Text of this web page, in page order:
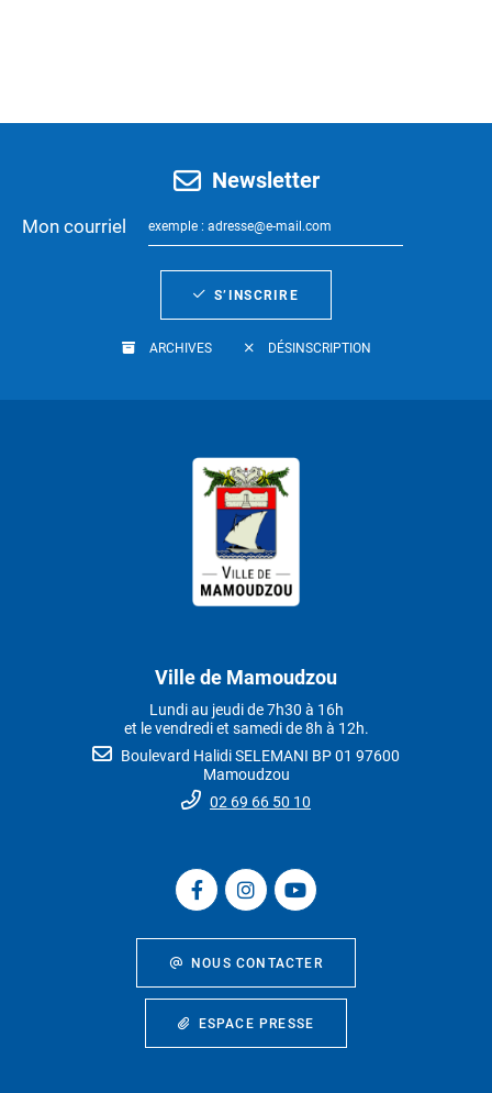
Newsletter
Mon courriel
S’INSCRIRE
ARCHIVES DÉSINSCRIPTION
Ville de Mamoudzou
Lundi au jeudi de 7h30 à 16h
et le vendredi et samedi de 8h à 12h.
Boulevard Halidi SELEMANI BP 01 97600
Mamoudzou
02 69 66 50 10
NOUS CONTACTER
ESPACE PRESSE